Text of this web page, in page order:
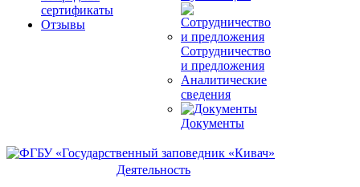
сертификаты
Отзывы
Сотрудничество
и предложения
Аналитические
сведения
Документы
Деятельность